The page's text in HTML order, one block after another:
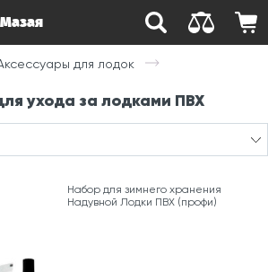
для лодок
ухода за лодками ПВХ
Набор для зимнего хранения
Надувной Лодки ПВХ (профи)